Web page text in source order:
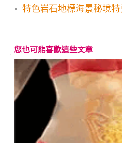
特色岩石地標海景秘境
您也可能喜歡這些文章